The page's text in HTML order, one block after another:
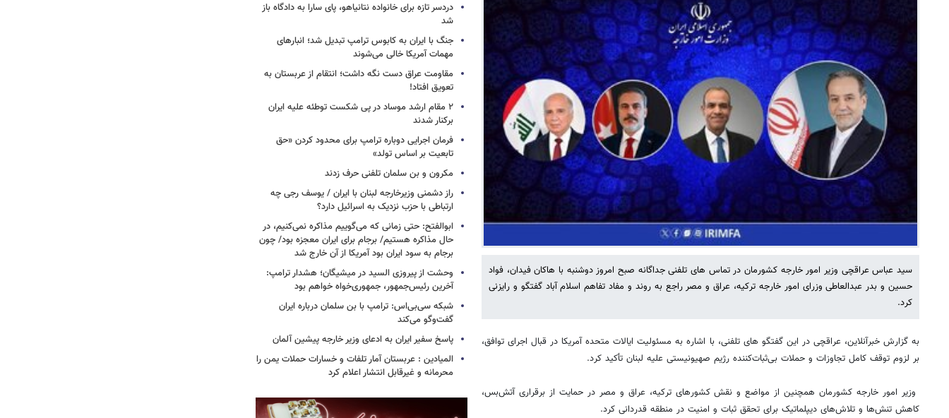
سید عباس عراقچی وزیر امور خارجه کشورمان در تماس های تلفنی جداگانه صبح امروز دوشنبه با هاکان فیدان، فواد
حسین و بدر عبدالعاطی وزرای امور خارجه ترکیه، عراق و مصر راجع به روند و مفاد تفاهم اسلام آباد گفتگو و رایزنی
کرد.
به گزارش خبرآنلاین، عراقچی در این گفتگو های تلفنی، با اشاره به مسئولیت ایالات متحده آمریکا در قبال اجرای توافق،
بر لزوم توقف کامل تجاوزات و حملات بی‌ثبات‌کننده رژیم صهیونیستی علیه لبنان تأکید کرد.
وزیر امور خارجه کشورمان همچنین از مواضع و نقش کشورهای ترکیه، عراق و مصر در حمایت از برقراری آتش‌بس،
کاهش تنش‌ها و تلاش‌های دیپلماتیک برای تحقق ثبات و امنیت در منطقه قدردانی کرد.
دردسر تازه برای خانواده نتانیاهو، پای سارا به دادگاه باز
شد
جنگ با ایران به کابوس ترامپ تبدیل شد؛ انبارهای
مهمات آمریکا خالی می‌شوند
مقاومت عراق دست نگه داشت؛ انتقام از عربستان به
تعویق افتاد!
۲ مقام‌ ارشد موساد در پی شکست توطئه علیه ایران
برکنار شدند
فرمان اجرایی دوباره ترامپ برای محدود کردن «حق
تابعیت بر اساس تولد»
مکرون و بن سلمان تلفنی حرف زدند
راز دشمنی وزیرخارجه لبنان با ایران / یوسف رجی چه
ارتباطی با حزب نزدیک به اسرائیل دارد؟
ابوالفتح: حتی زمانی که می‌گوییم مذاکره نمی‌کنیم، در
حال مذاکره هستیم/ برجام برای ایران معجزه بود/ چون
برجام به سود ایران بود آمریکا از آن خارج شد
وحشت از پیروزی السید در میشیگان؛ هشدار ترامپ:
آخرین رئیس‌جمهور، جمهوری‌خواه خواهم بود
شبکه سی‌بی‌اس: ترامپ با بن سلمان درباره ایران
گفت‌وگو می‌کند
پاسخ سفیر ایران به ادعای وزیر خارجه پیشین آلمان
المیادین : عربستان آمار تلفات و خسارات حملات یمن را
محرمانه و غیرقابل انتشار اعلام کرد